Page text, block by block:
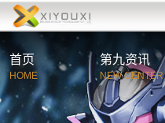
首页
HOME
第九资讯
NEW CENTER